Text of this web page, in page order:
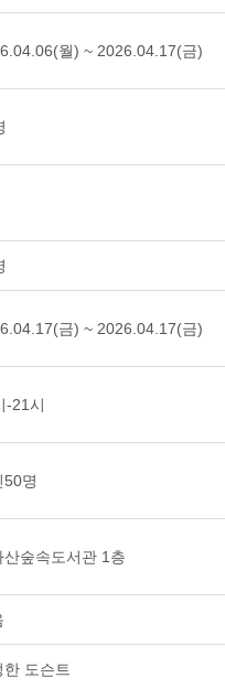
월) ~ 2026.04.17(금)
금) ~ 2026.04.17(금)
-21시
50명
산숲속도서관 1층
한 도슨트